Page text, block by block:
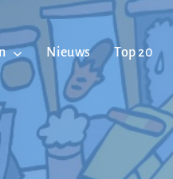
Nieuws Top 20